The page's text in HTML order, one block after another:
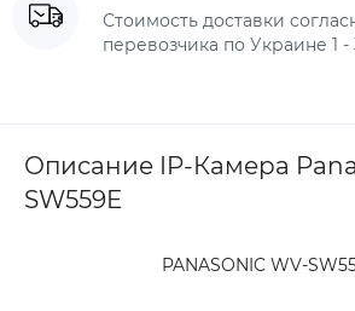
Стоимость доставки
перевозчика по Украине 1
Описание IP-Камера
SW559E
PANASONIC WV-